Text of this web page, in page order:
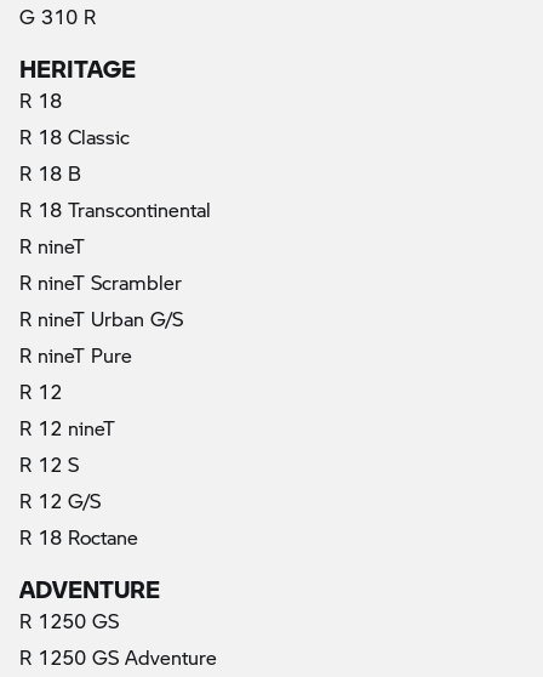
G 310 R
HERITAGE
R 18
R 18 Classic
R 18 B
R 18 Transcontinental
R nineT
R nineT Scrambler
R nineT Urban G/S
R nineT Pure
R 12
R 12 nineT
R 12 S
R 12 G/S
R 18 Roctane
ADVENTURE
R 1250 GS
R 1250 GS Adventure